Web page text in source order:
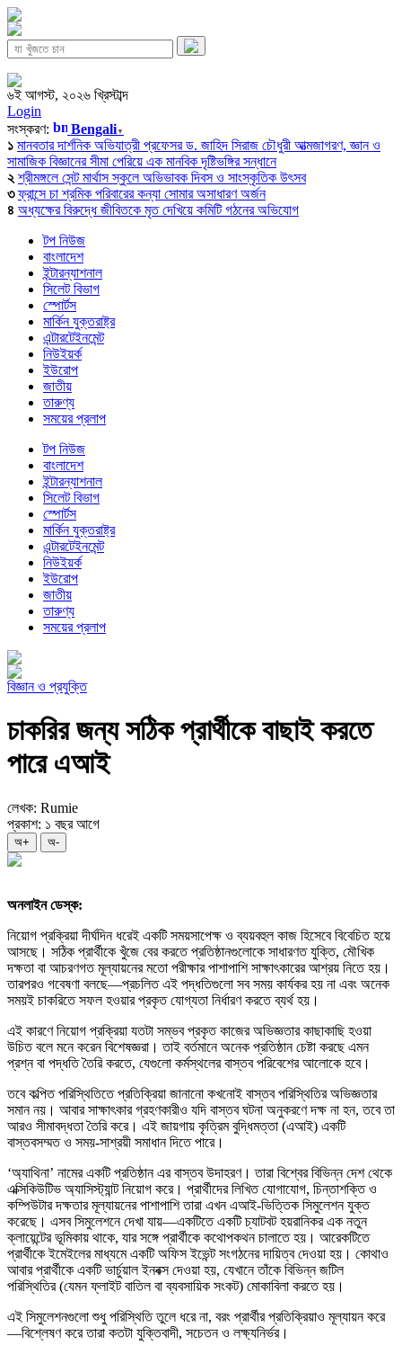
৬ই আগস্ট, ২০২৬ খ্রিস্টাব্দ
Login
সংস্করণ:
Bengali▼
১ মানবতার দার্শনিক অভিযাত্রী প্রফেসর ড. জাহিদ সিরাজ চৌধুরী আত্মজাগরণ, জ্ঞান ও
সামাজিক বিজ্ঞানের সীমা পেরিয়ে এক মানবিক দৃষ্টিভঙ্গির সন্ধানে
২ শ্রীমঙ্গলে সেন্ট মার্থাস স্কুলে অভিভাবক দিবস ও সাংস্কৃতিক উৎসব
৩ ফ্রান্সে চা শ্রমিক পরিবারের কন্যা সোমার অসাধারণ অর্জন
৪ অধ্যক্ষের বিরুদ্ধে জীবিতকে মৃত দেখিয়ে কমিটি গঠনের অভিযোগ
টপ নিউজ
বাংলাদেশ
ইন্টারন্যাশনাল
সিলেট বিভাগ
স্পোর্টস
মার্কিন যুক্তরাষ্ট্র
এন্টারটেইনমেন্ট
নিউইয়র্ক
ইউরোপ
জাতীয়
তারুণ্য
সময়ের প্রলাপ
টপ নিউজ
বাংলাদেশ
ইন্টারন্যাশনাল
সিলেট বিভাগ
স্পোর্টস
মার্কিন যুক্তরাষ্ট্র
এন্টারটেইনমেন্ট
নিউইয়র্ক
ইউরোপ
জাতীয়
তারুণ্য
সময়ের প্রলাপ
বিজ্ঞান ও প্রযুক্তি
চাকরির জন্য সঠিক প্রার্থীকে বাছাই করতে
পারে এআই
লেখক: Rumie
প্রকাশ: ১ বছর আগে
অ+ অ-
অনলাইন ডেস্ক:
নিয়োগ প্রক্রিয়া দীর্ঘদিন ধরেই একটি সময়সাপেক্ষ ও ব্যয়বহুল কাজ হিসেবে বিবেচিত হয়ে
আসছে। সঠিক প্রার্থীকে খুঁজে বের করতে প্রতিষ্ঠানগুলোকে সাধারণত যুক্তি, মৌখিক
দক্ষতা বা আচরণগত মূল্যায়নের মতো পরীক্ষার পাশাপাশি সাক্ষাৎকারের আশ্রয় নিতে হয়।
তারপরও গবেষণা বলছে—প্রচলিত এই পদ্ধতিগুলো সব সময় কার্যকর হয় না এবং অনেক
সময়ই চাকরিতে সফল হওয়ার প্রকৃত যোগ্যতা নির্ধারণ করতে ব্যর্থ হয়।
এই কারণে নিয়োগ প্রক্রিয়া যতটা সম্ভব প্রকৃত কাজের অভিজ্ঞতার কাছাকাছি হওয়া
উচিত বলে মনে করেন বিশেষজ্ঞরা। তাই বর্তমানে অনেক প্রতিষ্ঠান চেষ্টা করছে এমন
প্রশ্ন বা পদ্ধতি তৈরি করতে, যেগুলো কর্মস্থলের বাস্তব পরিবেশের আলোকে হবে।
তবে কল্পিত পরিস্থিতিতে প্রতিক্রিয়া জানানো কখনোই বাস্তব পরিস্থিতির অভিজ্ঞতার
সমান নয়। আবার সাক্ষাৎকার গ্রহণকারীও যদি বাস্তব ঘটনা অনুকরণে দক্ষ না হন, তবে তা
আরও সীমাবদ্ধতা তৈরি করে। এই জায়গায় কৃত্রিম বুদ্ধিমত্তা (এআই) একটি
বাস্তবসম্মত ও সময়-সাশ্রয়ী সমাধান দিতে পারে।
‘অ্যাথিনা’ নামের একটি প্রতিষ্ঠান এর বাস্তব উদাহরণ। তারা বিশ্বের বিভিন্ন দেশ থেকে
এক্সিকিউটিভ অ্যাসিস্ট্যান্ট নিয়োগ করে। প্রার্থীদের লিখিত যোগাযোগ, চিন্তাশক্তি ও
কম্পিউটার দক্ষতার মূল্যায়নের পাশাপাশি তারা এখন এআই-ভিত্তিক সিমুলেশন যুক্ত
করেছে। এসব সিমুলেশনে দেখা যায়—একটিতে একটি চ্যাটবট হয়রানিকর এক নতুন
ক্লায়েন্টের ভূমিকায় থাকে, যার সঙ্গে প্রার্থীকে কথোপকথন চালাতে হয়। আরেকটিতে
প্রার্থীকে ইমেইলের মাধ্যমে একটি অফিস ইভেন্ট সংগঠনের দায়িত্ব দেওয়া হয়। কোথাও
আবার প্রার্থীকে একটি ভার্চুয়াল ইনবক্স দেওয়া হয়, যেখানে তাঁকে বিভিন্ন জটিল
পরিস্থিতির (যেমন ফ্লাইট বাতিল বা ব্যবসায়িক সংকট) মোকাবিলা করতে হয়।
এই সিমুলেশনগুলো শুধু পরিস্থিতি তুলে ধরে না, বরং প্রার্থীর প্রতিক্রিয়াও মূল্যায়ন করে
—বিশ্লেষণ করে তারা কতটা যুক্তিবাদী, সচেতন ও লক্ষ্যনির্ভর।